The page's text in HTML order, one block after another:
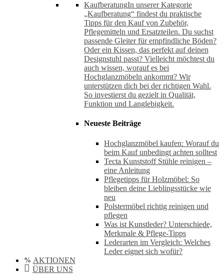
KaufberatungIn unserer Kategorie
„Kaufberatung“ findest du praktische
Tipps für den Kauf von Zubehör,
Pflegemitteln und Ersatzteilen. Du suchst
passende Gleiter für empfindliche Böden?
Oder ein Kissen, das perfekt auf deinen
Designstuhl passt? Vielleicht möchtest du
auch wissen, worauf es bei
Hochglanzmöbeln ankommt? Wir
unterstützen dich bei der richtigen Wahl.
So investierst du gezielt in Qualität,
Funktion und Langlebigkeit.
Neueste Beiträge
Hochglanzmöbel kaufen: Worauf du
beim Kauf unbedingt achten solltest
Tecta Kunststoff Stühle reinigen –
eine Anleitung
Pflegetipps für Holzmöbel: So
bleiben deine Lieblingsstücke wie
neu​
Polstermöbel richtig reinigen und
pflegen
Was ist Kunstleder? Unterschiede,
Merkmale & Pflege-Tipps
Lederarten im Vergleich: Welches
Leder eignet sich wofür?
AKTIONEN
ÜBER UNS